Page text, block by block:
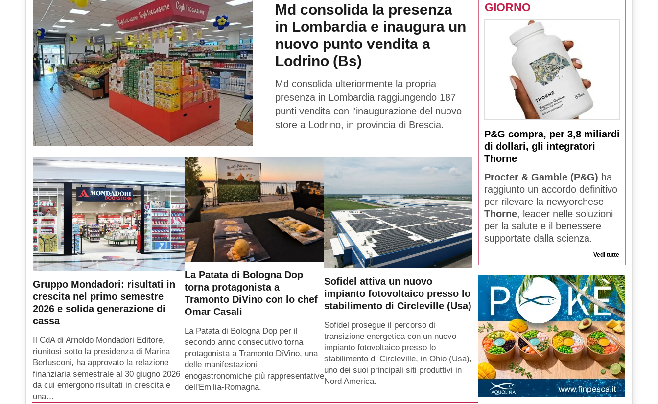
Md consolida la presenza
in Lombardia e inaugura un
nuovo punto vendita a
Lodrino (Bs)
Md consolida ulteriormente la propria
presenza in Lombardia raggiungendo 187
punti vendita con l'inaugurazione del nuovo
store a Lodrino, in provincia di Brescia.
Gruppo Mondadori: risultati in
crescita nel primo semestre
2026 e solida generazione di
cassa
Il CdA di Arnoldo Mondadori Editore,
riunitosi sotto la presidenza di Marina
Berlusconi, ha approvato la relazione
finanziaria semestrale al 30 giugno 2026
da cui emergono risultati in crescita e
una…
La Patata di Bologna Dop
torna protagonista a
Tramonto DiVino con lo chef
Omar Casali
La Patata di Bologna Dop per il
secondo anno consecutivo torna
protagonista a Tramonto DiVino, una
delle manifestazioni
enogastronomiche più rappresentative
dell'Emilia-Romagna.
Sofidel attiva un nuovo
impianto fotovoltaico presso lo
stabilimento di Circleville (Usa)
Sofidel prosegue il percorso di
transizione energetica con un nuovo
impianto fotovoltaico presso lo
stabilimento di Circleville, in Ohio (Usa),
uno dei suoi principali siti produttivi in
Nord America.
GIORNO
P&G compra, per 3,8 miliardi
di dollari, gli integratori
Thorne
Procter & Gamble (P&G) ha
raggiunto un accordo definitivo
per rilevare la newyorchese
Thorne, leader nelle soluzioni
per la salute e il benessere
supportate dalla scienza.
Vedi tutte